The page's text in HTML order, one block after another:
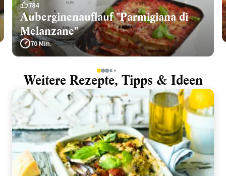
784
Auberginenauflauf "Parmigiana di
Melanzane"
70 Min.
1234 5
Weitere Rezepte, Tipps & Ideen